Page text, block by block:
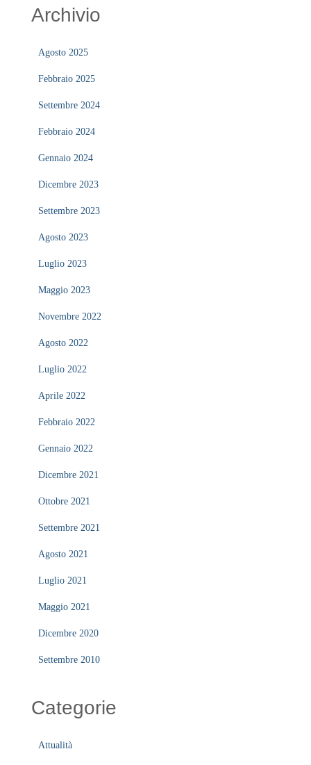
Archivio
Agosto 2025
Febbraio 2025
Settembre 2024
Febbraio 2024
Gennaio 2024
Dicembre 2023
Settembre 2023
Agosto 2023
Luglio 2023
Maggio 2023
Novembre 2022
Agosto 2022
Luglio 2022
Aprile 2022
Febbraio 2022
Gennaio 2022
Dicembre 2021
Ottobre 2021
Settembre 2021
Agosto 2021
Luglio 2021
Maggio 2021
Dicembre 2020
Settembre 2010
Categorie
Attualità